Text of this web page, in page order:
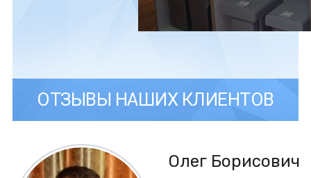
ОТЗЫВЫ НАШИХ КЛИЕНТОВ
Олег Борисович